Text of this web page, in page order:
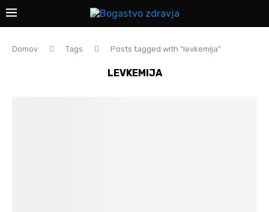
Domov Tags Posts tagged with "levkemija"
LEVKEMIJA